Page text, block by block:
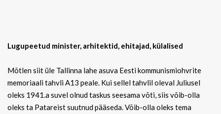
Lugupeetud minister, arhitektid, ehitajad, külalised
Mõtlen siit üle Tallinna lahe asuva Eesti kommunismiohvrite
memoriaali tahvli A13 peale. Kui sellel tahvlil oleval Juliusel
oleks 1941.a suvel olnud taskus seesama võti, siis võib-olla
oleks ta Patareist suutnud pääseda. Võib-olla oleks tema